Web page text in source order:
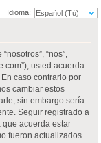
Idioma:
“nos”,
usted acuerda
caso contrario por
cambiar estos
sin embargo sería
Seguir registrado a
que acuerda estar
fueron actualizados